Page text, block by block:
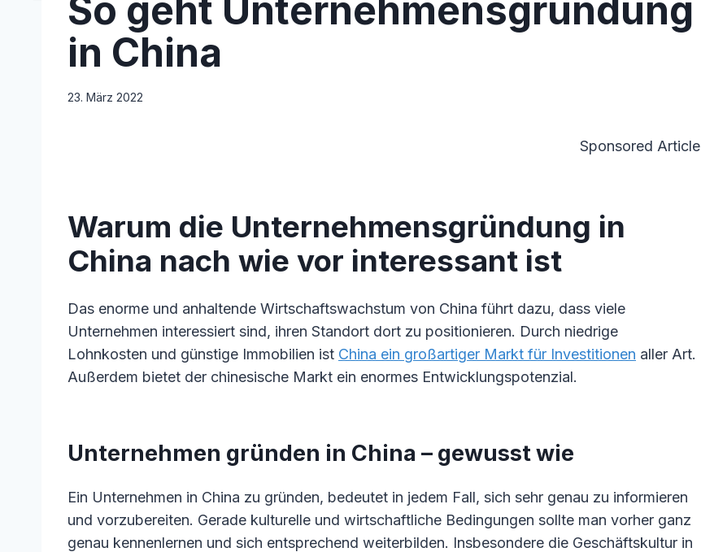
So geht Unternehmensgründung
in China
23. März 2022
Sponsored Article
Warum die Unternehmensgründung in
China nach wie vor interessant ist
Das enorme und anhaltende Wirtschaftswachstum von China führt dazu, dass viele
Unternehmen interessiert sind, ihren Standort dort zu positionieren. Durch niedrige
Lohnkosten und günstige Immobilien ist China ein großartiger Markt für Investitionen aller Art.
Außerdem bietet der chinesische Markt ein enormes Entwicklungspotenzial.
Unternehmen gründen in China – gewusst wie
Ein Unternehmen in China zu gründen, bedeutet in jedem Fall, sich sehr genau zu informieren
und vorzubereiten. Gerade kulturelle und wirtschaftliche Bedingungen sollte man vorher ganz
genau kennenlernen und sich entsprechend weiterbilden. Insbesondere die Geschäftskultur in